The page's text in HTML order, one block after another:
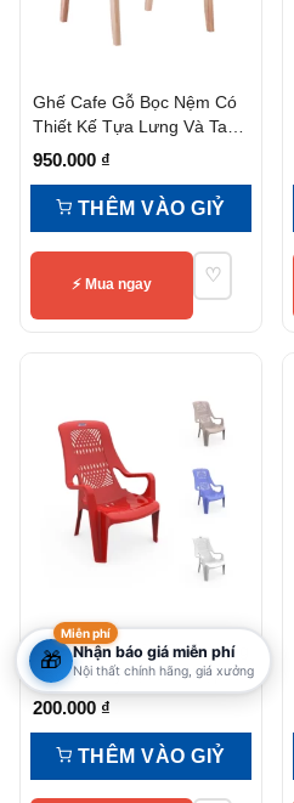
Ghế Cafe Gỗ Bọc Nệm Có
Thiết Kế Tựa Lưng Và Tay
Vịn
950.000 ₫
THÊM VÀO GIỶ
⚡ Mua ngay ♡
Ghế Nhựa Chân Thấp Lưng
Cao Có Tay Vịn Bền Đẹp,
Tiện Nghi
200.000 ₫
THÊM VÀO GIỶ
Miễn phí
🎁 Nhận báo giá miễn phí
Nội thất chính hãng, giá xưởng